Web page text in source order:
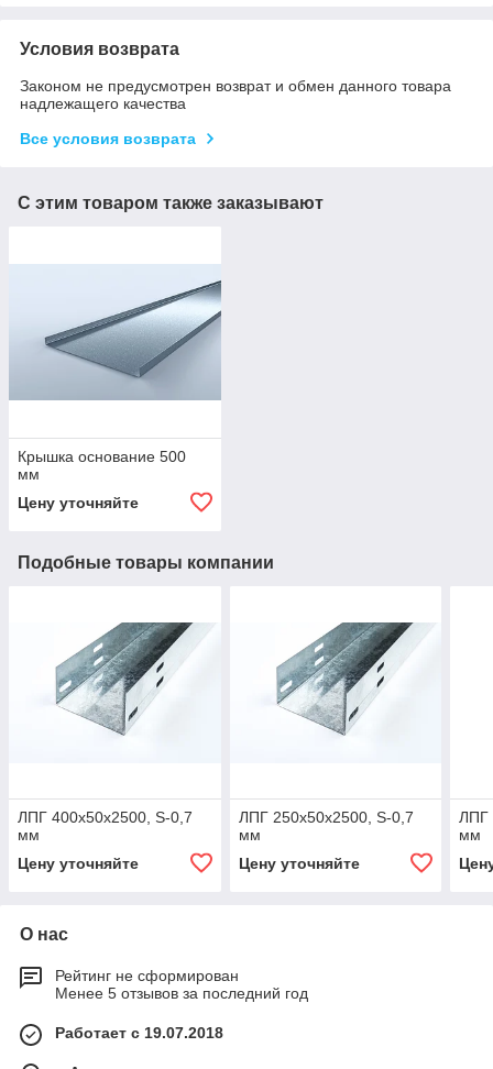
Условия возврата
Законом не предусмотрен возврат и обмен данного товара
надлежащего качества
Все условия возврата
С этим товаром также заказывают
Крышка основание 500
мм
Цену уточняйте
Подобные товары компании
ЛПГ 400х50х2500, S-0,7
мм
Цену уточняйте
ЛПГ 250х50х2500, S-0,7
мм
Цену уточняйте
ЛПГ
мм
О нас
Рейтинг не сформирован
Менее 5 отзывов за последний год
Работает с 19.07.2018